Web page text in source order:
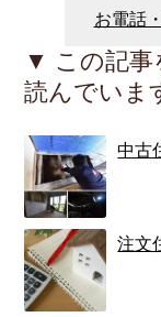
お電話
▼ この記事
読んでいま
中古
注文